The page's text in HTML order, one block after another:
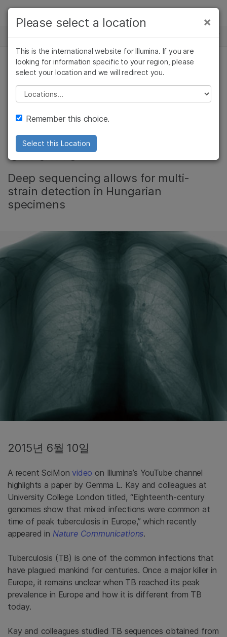
Skip to content
솔루션
학습
회사
지원
추천 링크
뉴스 센터
복합 질환 유전체학
Video: Mummified
Remains Yield 14 TB
Strains
Deep sequencing allows for multi-
strain detection in Hungarian
specimens
2015년 6월 10일
A recent SciMonvideo on Illumina’s YouTube channel
highlights a paper by Gemma L. Kay and colleagues at
University College London titled, “Eighteenth-century
genomes show that mixed infections were common at
time of peak tuberculosis in Europe,” which recently
appeared in Nature Communications.
Tuberculosis (TB) is one of the common infections that
have plagued mankind for centuries. Once a major killer in
Europe, it remains unclear when TB reached its peak
prevalence in Europe and how it is different from TB
today.
Kay and colleagues studied TB sequences obtained from
×
Please select a location
This is the international website for Illumina. If you are
looking for information specific to your region, please
select your location and we will redirect you.
Please select a location
Remember this choice.
Select this Location
×
암 연구
미생물학 연구
농업유전체학 연구
복합 질환 연구
임상 종양학 연구
생식 보건 연구
연구